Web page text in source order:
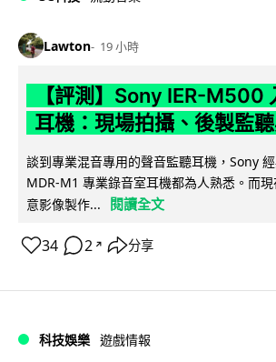
Lawton 19 小時
【評測】Sony IER-M500
耳機：現場拍攝、後製監
談到專業混音專用的聲音監聽耳機，Sony
MDR-M1 專業錄音室耳機都為人熟悉。而
意影像製作...
閱讀全文
34 2 ↗ 分享
科技娛樂 遊戲情報